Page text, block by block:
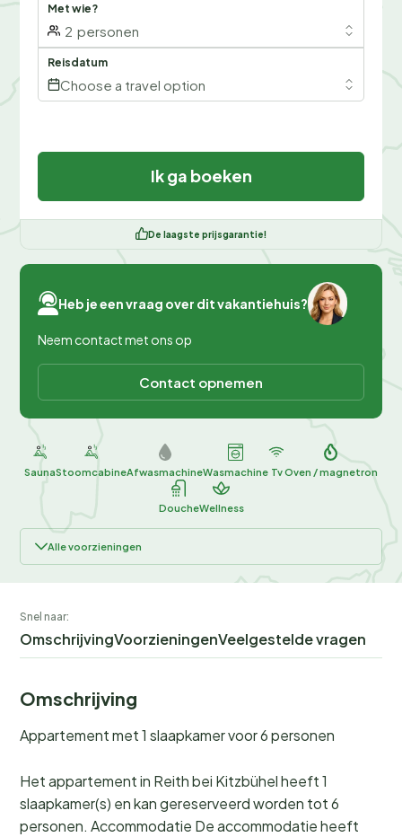
Met wie?
2 personen
Reisdatum
Choose a travel option
Ik ga boeken
De laagste prijsgarantie!
Heb je een vraag over dit vakantiehuis?
Neem contact met ons op
Contact opnemen
SaunaStoomcabineAfwasmachineWasmachine TvOven / magnetron
DoucheWellness
Alle voorzieningen
Snel naar:
OmschrijvingVoorzieningenVeelgestelde vragen
Omschrijving
Appartement met 1 slaapkamer voor 6 personen
Het appartement in Reith bei Kitzbühel heeft 1
slaapkamer(s) en kan gereserveerd worden tot 6
personen. Accommodatie De accommodatie heeft